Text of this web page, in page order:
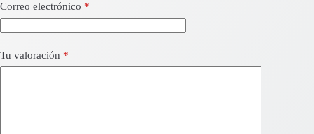
Correo electrónico *
Tu valoración *